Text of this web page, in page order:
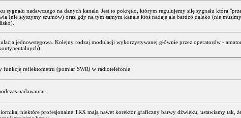
sygnału nadawczego na danych kanale. Jest to pokrętło, którym regulujemy siłę sygnału która
(nie słyszymy szumów) oraz gdy na tym samym kanale ktoś nadaje ale bardzo daleko (nie
jednowstęgowa. Kolejny rodzaj modulacji wykorzystywanej głównie przez operatorów -
funkcję reflektometru (pomiar SWR) w radiotelefonie
nadawania.
niektóre profesjonalne TRX mają nawet korektor graficzny barwy dźwięku, ustawiamy tak,